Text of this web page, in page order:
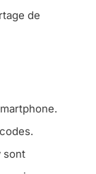
de
sont